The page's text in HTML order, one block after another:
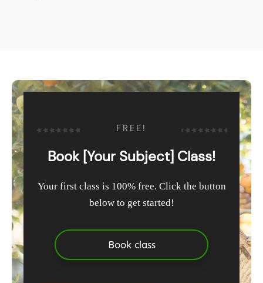
FREE!
Book [Your Subject] Class!
Your first class is 100% free. Click the button
below to get started!
Book class